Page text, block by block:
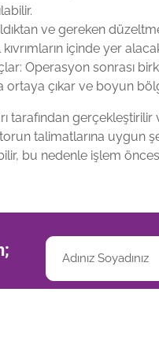
ve gereken
içinde yer
Operasyon sonrası
çıkar ve boyun
tarafından
talimatlarına uygun
bu nedenle işlem